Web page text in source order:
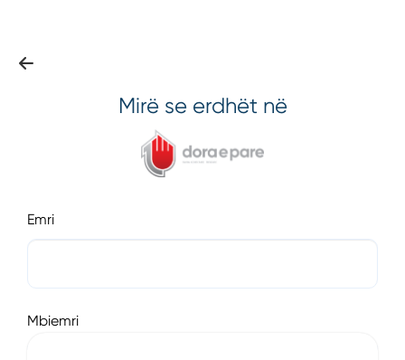
Mirë se erdhët në
Emri
Mbiemri